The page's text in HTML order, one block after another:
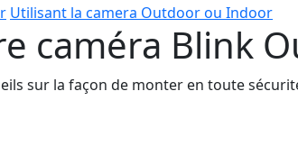
Utilisant la camera Outdoor ou Indoor
caméra Blink
sur la façon de monter en toute